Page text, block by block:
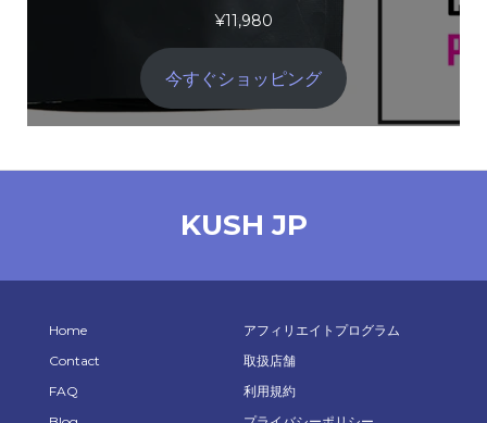
¥11,980
今すぐショッピング
KUSH JP
Home
Contact
FAQ
アフィリエイトプログラム
取扱店舗
利用規約